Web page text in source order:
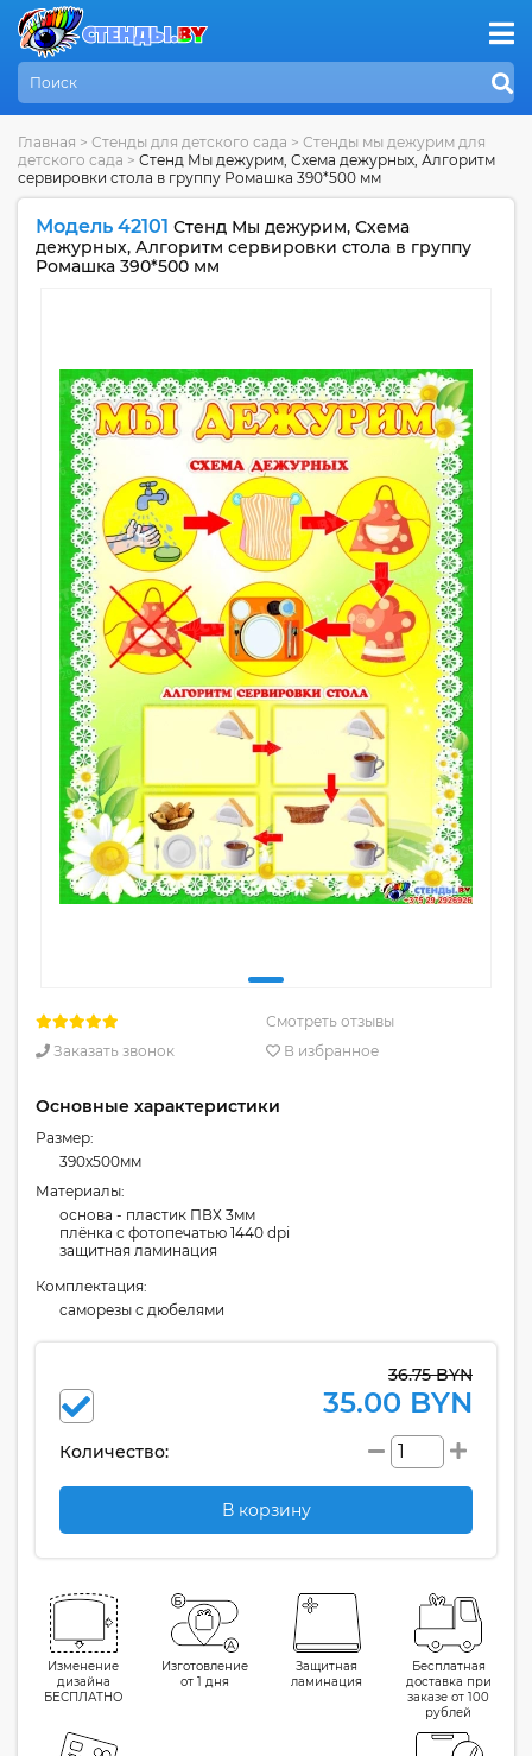
Главная > Стенды для детского сада > Стенды мы дежурим для
детского сада > Стенд Мы дежурим, Схема дежурных, Алгоритм
сервировки стола в группу Ромашка 390*500 мм
Модель 42101 Стенд Мы дежурим, Схема
дежурных, Алгоритм сервировки стола в группу
Ромашка 390*500 мм
Смотреть отзывы
Заказать звонок
В избранное
Основные характеристики
Размер:
390x500мм
Материалы:
основа - пластик ПВХ 3мм
плёнка с фотопечатью 1440 dpi
защитная ламинация
Комплектация:
cаморезы с дюбелями
36.75 BYN
35.00 BYN
Количество:
В корзину
Изменение
дизайна
БЕСПЛАТНО
Изготовление
от 1 дня
Защитная
ламинация
Бесплатная
доставка при
заказе от 100
рублей